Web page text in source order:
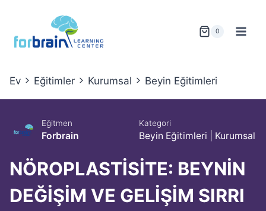
content
0
Ev Eğitimler Kurumsal Beyin Eğitimleri
Eğitmen
Forbrain
Kategori
Beyin Eğitimleri Kurumsal
NÖROPLASTİSİTE: BEYNİN
DEĞİŞİM VE GELİŞİM SIRRI